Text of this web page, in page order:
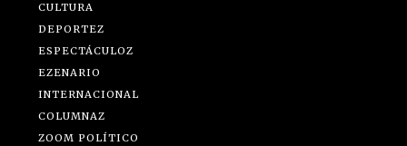
CULTURA
DEPORTEZ
ESPECTÁCULOZ
EZENARIO
INTERNACIONAL
COLUMNAZ
ZOOM POLÍTICO